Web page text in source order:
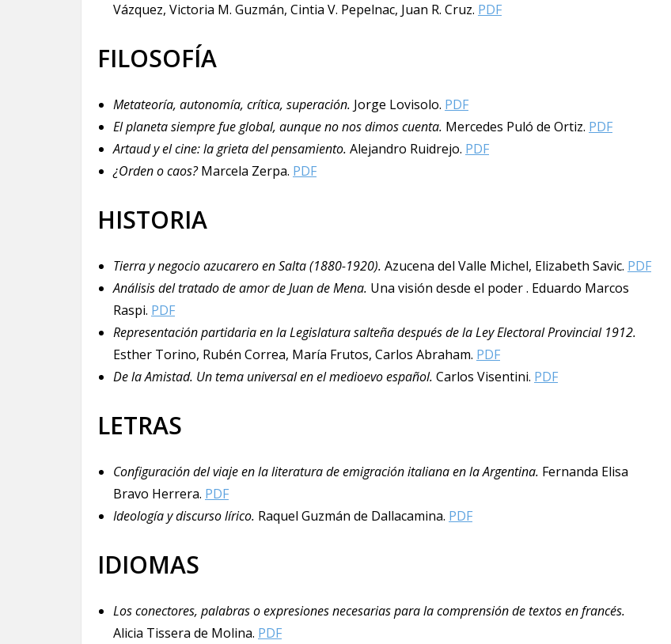
Vázquez, Victoria M. Guzmán, Cintia V. Pepelnac, Juan R. Cruz. PDF
FILOSOFÍA
Metateoría, autonomía, crítica, superación. Jorge Lovisolo. PDF
El planeta siempre fue global, aunque no nos dimos cuenta. Mercedes Puló de Ortiz. PDF
Artaud y el cine: la grieta del pensamiento. Alejandro Ruidrejo. PDF
¿Orden o caos?Marcela Zerpa. PDF
HISTORIA
Tierra y negocio azucarero en Salta (1880-1920). Azucena del Valle Michel, Elizabeth Savic. PDF
Análisis del tratado de amor de Juan de Mena. Una visión desde el poder . Eduardo Marcos
Raspi. PDF
Representación partidaria en la Legislatura salteña después de la Ley Electoral Provincial 1912.
Esther Torino, Rubén Correa, María Frutos, Carlos Abraham. PDF
De la Amistad. Un tema universal en el medioevo español. Carlos Visentini. PDF
LETRAS
Configuración del viaje en la literatura de emigración italiana en la Argentina. Fernanda Elisa
Bravo Herrera. PDF
Ideología y discurso lírico. Raquel Guzmán de Dallacamina. PDF
IDIOMAS
Los conectores, palabras o expresiones necesarias para la comprensión de textos en francés.
Alicia Tissera de Molina. PDF